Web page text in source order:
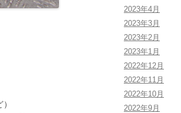
2023年4月
2023年3月
2023年2月
2023年1月
2022年12月
2022年11月
2022年10月
2022年9月